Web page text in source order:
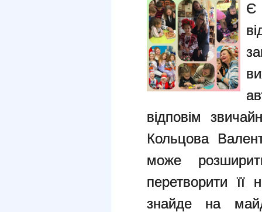
Є
відповім
Кольцова
може
перетворити
знайде на